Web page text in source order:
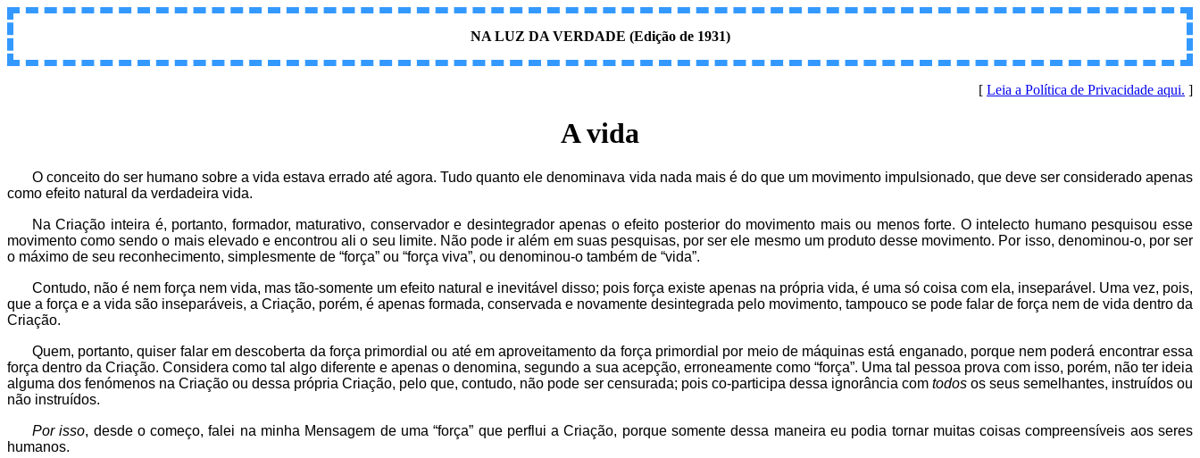
NA LUZ DA VERDADE (Edição de 1931)
[ Leia a Política de Privacidade aqui. ]
A vida
O conceito do ser humano sobre a vida estava errado até agora. Tudo quanto ele denominava vida nada mais é do que um movimento impulsionado, que deve ser considerado apenas
como efeito natural da verdadeira vida.
Na Criação inteira é, portanto, formador, maturativo, conservador e desintegrador apenas o efeito posterior do movimento mais ou menos forte. O intelecto humano pesquisou esse
movimento como sendo o mais elevado e encontrou ali o seu limite. Não pode ir além em suas pesquisas, por ser ele mesmo um produto desse movimento. Por isso, denominou-o, por ser
o máximo de seu reconhecimento, simplesmente de “força” ou “força viva”, ou denominou-o também de “vida”.
Contudo, não é nem força nem vida, mas tão-somente um efeito natural e inevitável disso; pois força existe apenas na própria vida, é uma só coisa com ela, inseparável. Uma vez, pois,
que a força e a vida são inseparáveis, a Criação, porém, é apenas formada, conservada e novamente desintegrada pelo movimento, tampouco se pode falar de força nem de vida dentro da
Criação.
Quem, portanto, quiser falar em descoberta da força primordial ou até em aproveitamento da força primordial por meio de máquinas está enganado, porque nem poderá encontrar essa
força dentro da Criação. Considera como tal algo diferente e apenas o denomina, segundo a sua acepção, erroneamente como “força”. Uma tal pessoa prova com isso, porém, não ter ideia
alguma dos fenómenos na Criação ou dessa própria Criação, pelo que, contudo, não pode ser censurada; pois co-participa dessa ignorância com todosos seus semelhantes, instruídos ou
não instruídos.
Por isso, desde o começo, falei na minha Mensagem de uma “força” que perflui a Criação, porque somente dessa maneira eu podia tornar muitas coisas compreensíveis aos seres
humanos.